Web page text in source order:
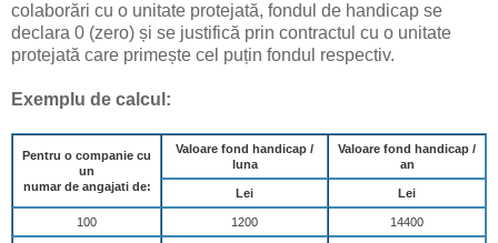
colaborări cu o unitate protejată, fondul de handicap se
declara 0 (zero) și se justifică prin contractul cu o unitate
protejată care primește cel puțin fondul respectiv.
Exemplu de calcul:
Pentru o companie cu
un
numar de angajati de:
Valoare fond handicap /
luna
Valoare fond handicap /
an
Lei Lei
100 1200 14400